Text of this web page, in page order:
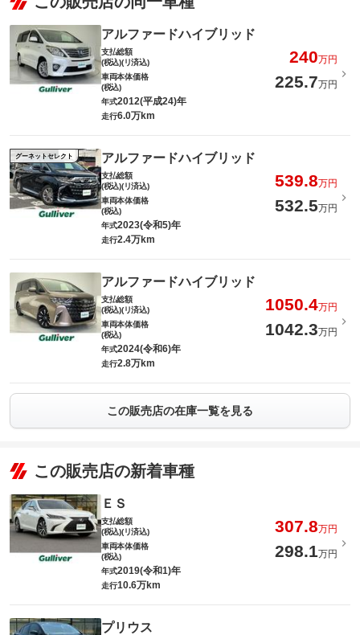
アルファードハイブリッド
支払総額
(税込)(リ済込)
240万円
車両本体価格
(税込)
225.7万円
年式2012(平成24)年
走行6.0万km
グーネットセレクト アルファードハイブリッド
支払総額
(税込)(リ済込)
539.8万円
車両本体価格
(税込)
532.5万円
年式2023(令和5)年
走行2.4万km
アルファードハイブリッド
支払総額
(税込)(リ済込)
1050.4万円
車両本体価格
(税込)
1042.3万円
年式2024(令和6)年
走行2.8万km
この販売店の在庫一覧を見る
この販売店の新着車種
ＥＳ
支払総額
(税込)(リ済込)
307.8万円
車両本体価格
(税込)
298.1万円
年式2019(令和1)年
走行10.6万km
プリウス